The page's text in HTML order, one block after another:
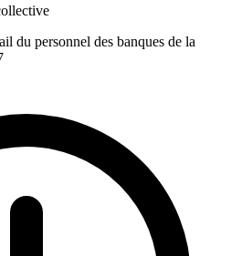
du personnel des banques de la